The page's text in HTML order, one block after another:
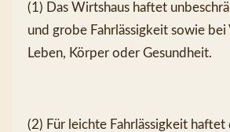
(1) Das Wirtshaus haftet
und grobe Fahrlässigkeit sowie
Leben, Körper oder Gesundheit.
(2) Für leichte Fahrlässigkeit haftet